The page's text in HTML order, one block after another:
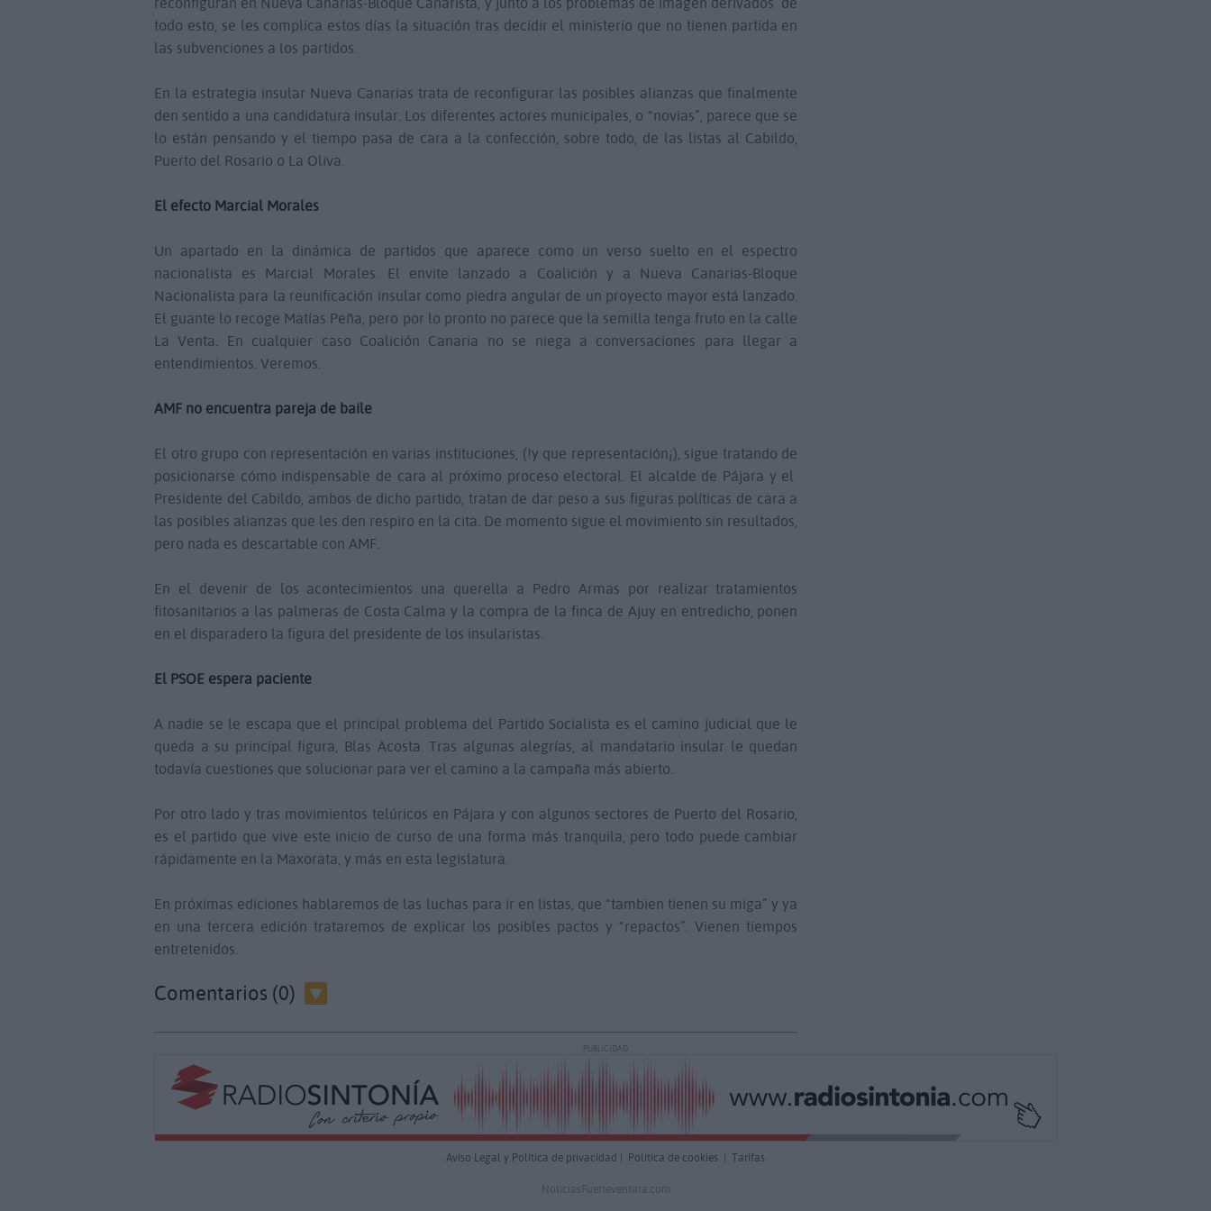
todo esto, se les complica estos días la situación tras decidir el ministerio que no tienen partida en
las subvenciones a los partidos.
En la estrategia insular Nueva Canarias trata de reconfigurar las posibles alianzas que finalmente
den sentido a una candidatura insular. Los diferentes actores municipales, o “novias”, parece que se
lo están pensando y el tiempo pasa de cara a la confección, sobre todo, de las listas al Cabildo,
Puerto del Rosario o La Oliva.
El efecto Marcial Morales
Un apartado en la dinámica de partidos que aparece como un verso suelto en el espectro
nacionalista es Marcial Morales. El envite lanzado a Coalición y a Nueva Canarias-Bloque
Nacionalista para la reunificación insular como piedra angular de un proyecto mayor está lanzado.
El guante lo recoge Matías Peña, pero por lo pronto no parece que la semilla tenga fruto en la calle
La Venta. En cualquier caso Coalición Canaria no se niega a conversaciones para llegar a
entendimientos. Veremos.
AMF no encuentra pareja de baile
El otro grupo con representación en varias instituciones, (!y que representación¡), sigue tratando de
posicionarse cómo indispensable de cara al próximo proceso electoral. El alcalde de Pájara y el
Presidente del Cabildo, ambos de dicho partido, tratan de dar peso a sus figuras políticas de cara a
las posibles alianzas que les den respiro en la cita. De momento sigue el movimiento sin resultados,
pero nada es descartable con AMF.
En el devenir de los acontecimientos una querella a Pedro Armas por realizar tratamientos
fitosanitarios a las palmeras de Costa Calma y la compra de la finca de Ajuy en entredicho, ponen
en el disparadero la figura del presidente de los insularistas.
El PSOE espera paciente
A nadie se le escapa que el principal problema del Partido Socialista es el camino judicial que le
queda a su principal figura, Blas Acosta. Tras algunas alegrías, al mandatario insular le quedan
todavía cuestiones que solucionar para ver el camino a la campaña más abierto.
Por otro lado y tras movimientos telúricos en Pájara y con algunos sectores de Puerto del Rosario,
es el partido que vive este inicio de curso de una forma más tranquila, pero todo puede cambiar
rápidamente en la Maxorata, y más en esta legislatura.
En próximas ediciones hablaremos de las luchas para ir en listas, que “tambien tienen su miga” y ya
en una tercera edición trataremos de explicar los posibles pactos y “repactos”. Vienen tiempos
entretenidos.
Comentarios (0)
PUBLICIDAD
Aviso Legal y Política de privacidad | Política de cookies | Tarifas
NoticiasFuerteventura.com